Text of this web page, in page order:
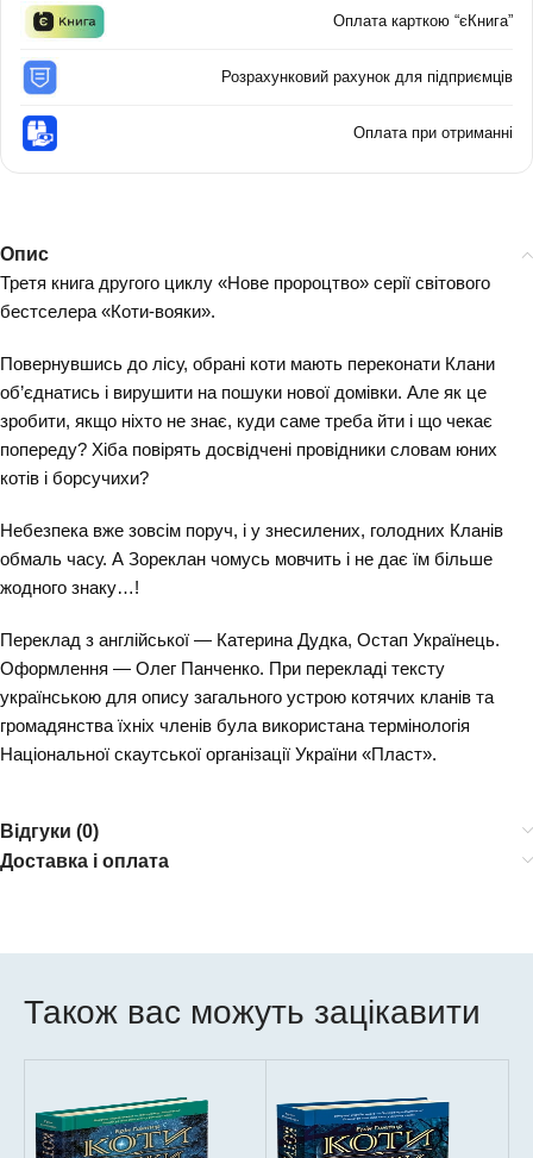
Оплата карткою “єКнига”
Розрахунковий рахунок для підприємців
Оплата при отриманні
Опис
Третя книга другого циклу «Нове пророцтво» серії світового
бестселера «Коти-вояки».
Повернувшись до лісу, обрані коти мають переконати Клани
об’єднатись і вирушити на пошуки нової домівки. Але як це
зробити, якщо ніхто не знає, куди саме треба йти і що чекає
попереду? Хіба повірять досвідчені провідники словам юних
котів і борсучихи?
Небезпека вже зовсім поруч, і у знесилених, голодних Кланів
обмаль часу. А Зореклан чомусь мовчить і не дає їм більше
жодного знаку…!
Переклад з англійської — Катерина Дудка, Остап Українець.
Оформлення — Олег Панченко. При перекладі тексту
українською для опису загального устрою котячих кланів та
громадянства їхніх членів була використана термінологія
Національної скаутської організації України «Пласт».
Відгуки (0)
Доставка і оплата
Також вас можуть зацікавити